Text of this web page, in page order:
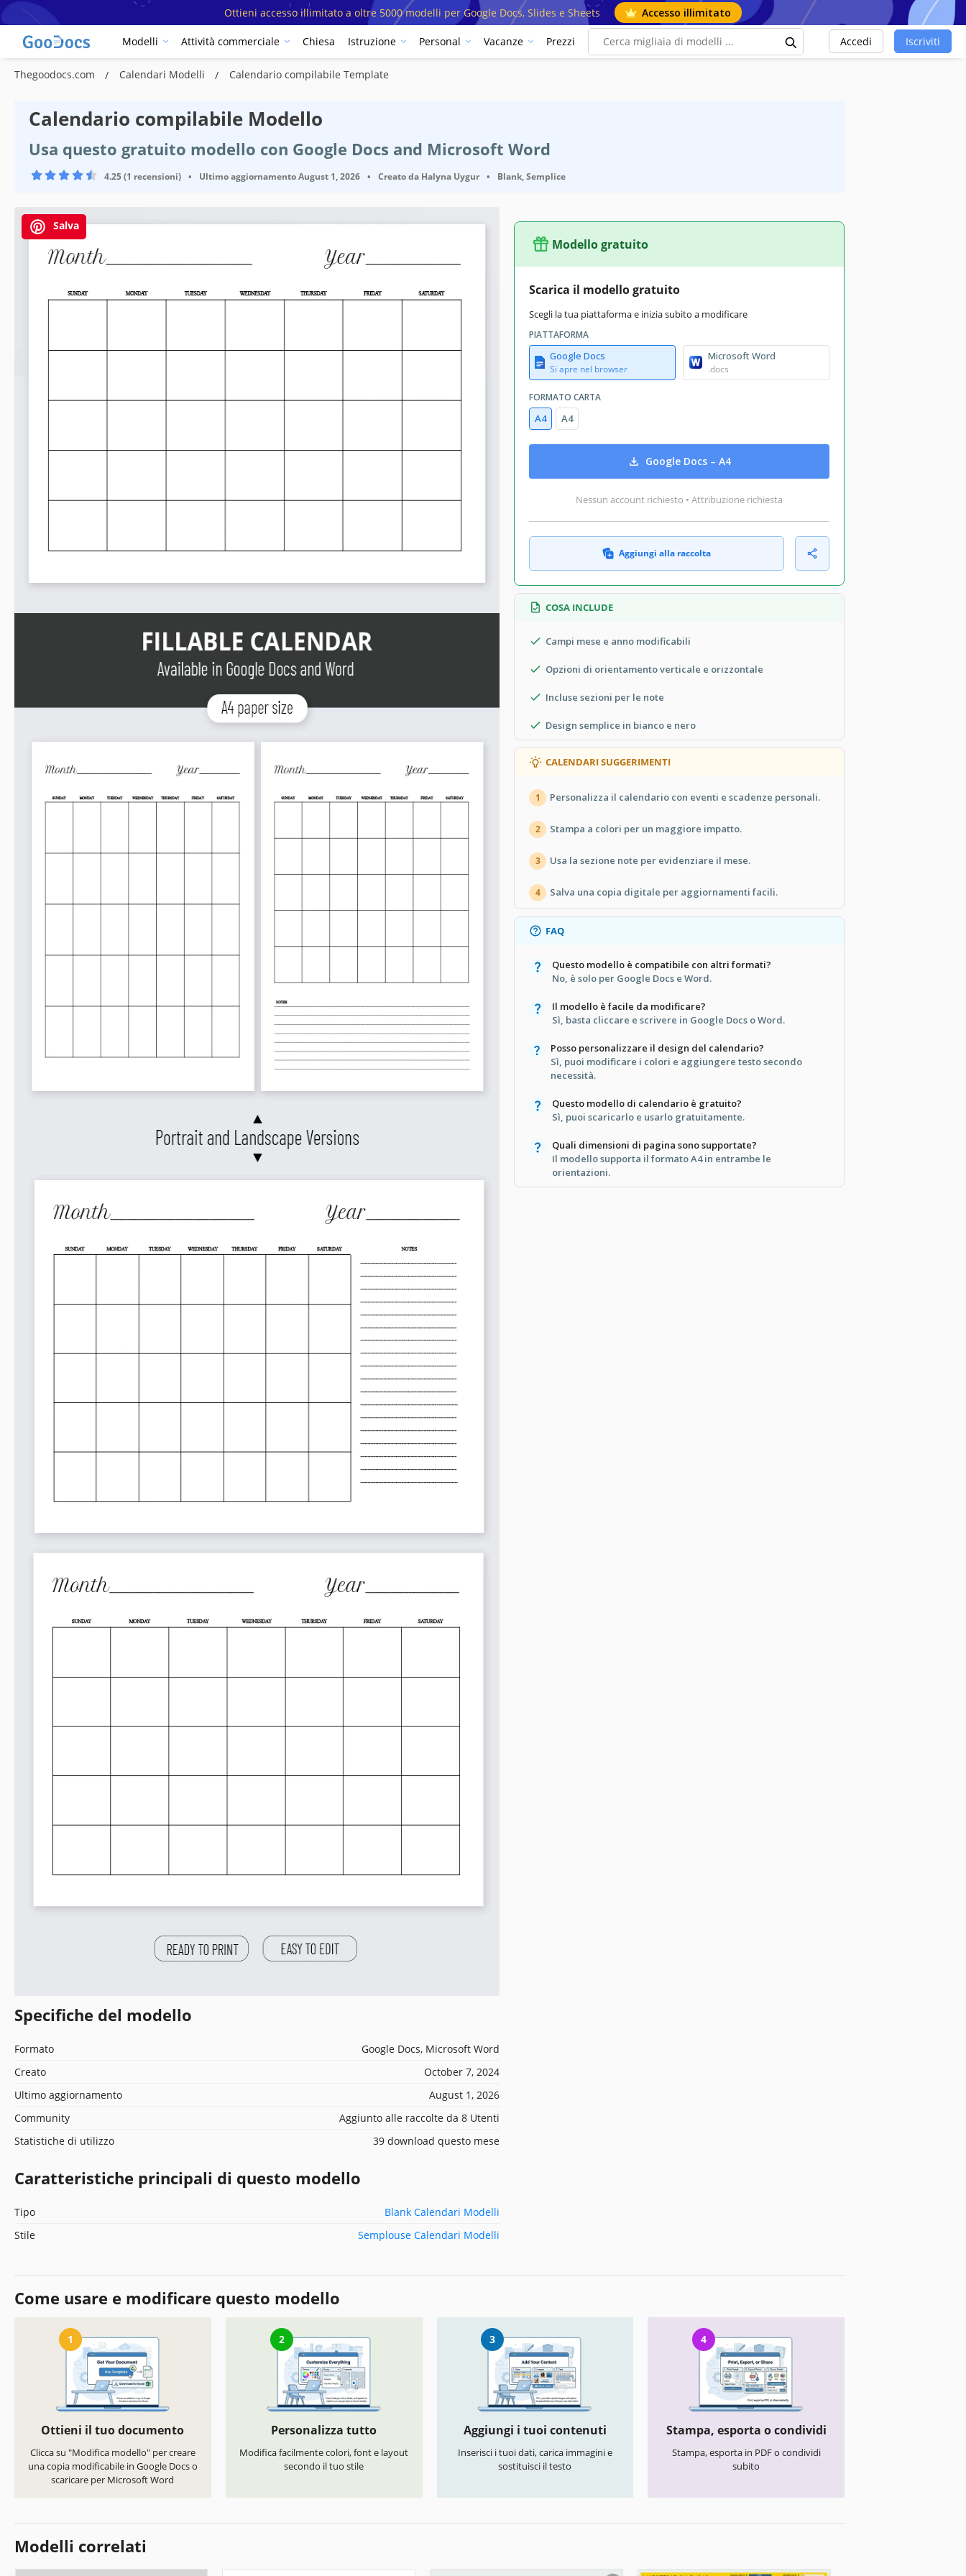
Ottieni accesso illimitato a oltre 5000 modelli per Google Docs, Slides e Sheets Accesso illimitato
Modelli Attività commerciale Chiesa Istruzione Personal Vacanze Prezzi Accedi Iscriviti
Thegoodocs.com Calendari Modelli Calendario compilabile Template
Calendario compilabile Modello
Usa questo gratuito modello con Google Docs and Microsoft Word
4.25 (1 recensioni) • Ultimo aggiornamentoAugust 1, 2026 • Creato da Halyna Uygur • Blank, Semplice
Salva
Specifiche del modello
Formato
Google Docs, Microsoft Word
Creato
October 7, 2024
Ultimo aggiornamento
August 1, 2026
Community
Aggiunto alle raccolte da 8 Utenti
Statistiche di utilizzo
39 download questo mese
Caratteristiche principali di questo modello
Tipo
Blank Calendari Modelli
Stile
Semplouse Calendari Modelli
Modello gratuito
Scarica il modello gratuito
Scegli la tua piattaforma e inizia subito a modificare
PIATTAFORMA
Google Docs
Si apre nel browser
Microsoft Word
.docs
FORMATO CARTA
A4 A4
Google Docs – A4
Nessun account richiesto • Attribuzione richiesta
Aggiungi alla raccolta
COSA INCLUDE
Campi mese e anno modificabili
Opzioni di orientamento verticale e orizzontale
Incluse sezioni per le note
Design semplice in bianco e nero
CALENDARI SUGGERIMENTI
1 Personalizza il calendario con eventi e scadenze personali.
2 Stampa a colori per un maggiore impatto.
3 Usa la sezione note per evidenziare il mese.
4 Salva una copia digitale per aggiornamenti facili.
FAQ
Questo modello è compatibile con altri formati?
No, è solo per Google Docs e Word.
Il modello è facile da modificare?
Sì, basta cliccare e scrivere in Google Docs o Word.
Posso personalizzare il design del calendario?
Sì, puoi modificare i colori e aggiungere testo secondo
necessità.
Questo modello di calendario è gratuito?
Sì, puoi scaricarlo e usarlo gratuitamente.
Quali dimensioni di pagina sono supportate?
Il modello supporta il formato A4 in entrambe le
orientazioni.
Come usare e modificare questo modello
1
Ottieni il tuo documento
Clicca su "Modifica modello" per creare
una copia modificabile in Google Docs o
scaricare per Microsoft Word
2
Personalizza tutto
Modifica facilmente colori, font e layout
secondo il tuo stile
3
Aggiungi i tuoi contenuti
Inserisci i tuoi dati, carica immagini e
sostituisci il testo
4
Stampa, esporta o condividi
Stampa, esporta in PDF o condividi
subito
Modelli correlati